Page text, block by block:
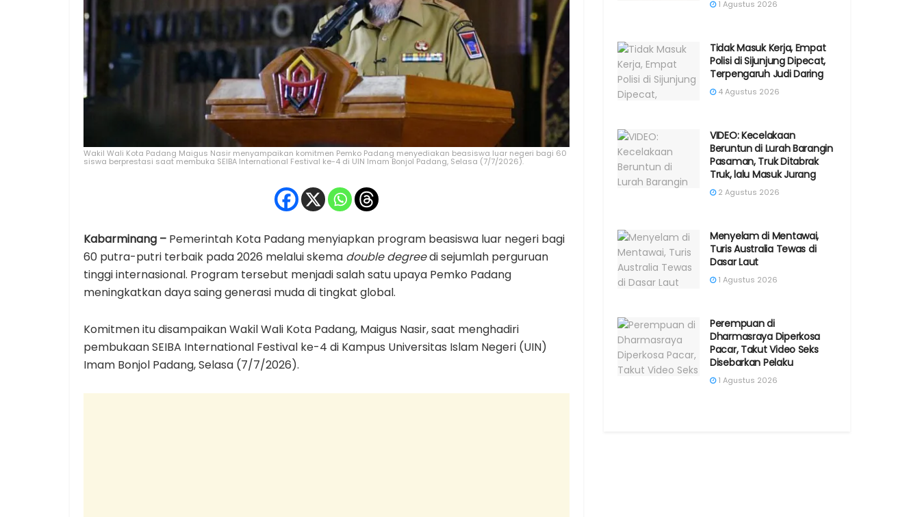
Wakil Wali Kota Padang Maigus Nasir menyampaikan komitmen Pemko Padang menyediakan beasiswa luar negeri bagi 60
siswa berprestasi saat membuka SEIBA International Festival ke-4 di UIN Imam Bonjol Padang, Selasa (7/7/2026).
Kabarminang – Pemerintah Kota Padang menyiapkan program beasiswa luar negeri bagi
60 putra-putri terbaik pada 2026 melalui skema double degreedi sejumlah perguruan
tinggi internasional. Program tersebut menjadi salah satu upaya Pemko Padang
meningkatkan daya saing generasi muda di tingkat global.
Komitmen itu disampaikan Wakil Wali Kota Padang, Maigus Nasir, saat menghadiri
pembukaan SEIBA International Festival ke-4 di Kampus Universitas Islam Negeri (UIN)
Imam Bonjol Padang, Selasa (7/7/2026).
1 Agustus 2026
Tidak Masuk Kerja, Empat
Polisi di Sijunjung Dipecat,
Terpengaruh Judi Daring
4 Agustus 2026
VIDEO: Kecelakaan
Beruntun di Lurah Barangin
Pasaman, Truk Ditabrak
Truk, lalu Masuk Jurang
2 Agustus 2026
Menyelam di Mentawai,
Turis Australia Tewas di
Dasar Laut
1 Agustus 2026
Perempuan di
Dharmasraya Diperkosa
Pacar, Takut Video Seks
Disebarkan Pelaku
1 Agustus 2026